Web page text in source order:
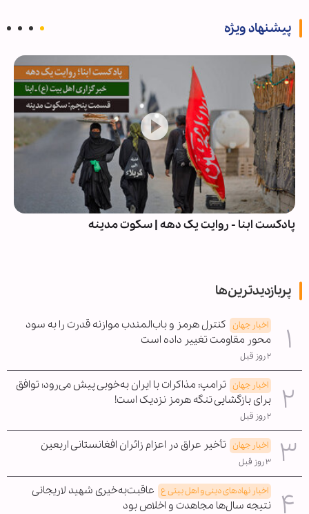
پیشنهاد ویژه
پادکست ابنا - روایت یک دهه | سکوت مدینه
پربازدیدترین‌ها
اخبار جهان کنترل هرمز و باب‌المندب موازنه قدرت را به سود
محور مقاومت تغییر داده است
۲ روز قبل
اخبار جهان ترامپ: مذاکرات با ایران به‌خوبی پیش می‌رود؛ توافق
برای بازگشایی تنگه هرمز نزدیک است!
۲ روز قبل
اخبار جهان تأخیر عراق در اعزام زائران افغانستانی اربعین
۳ روز قبل
اخبار نهادهای دینی و اهل بیتی ع عاقبت‌به‌خیری شهید لاریجانی
نتیجه سال‌ها مجاهدت و اخلاص بود